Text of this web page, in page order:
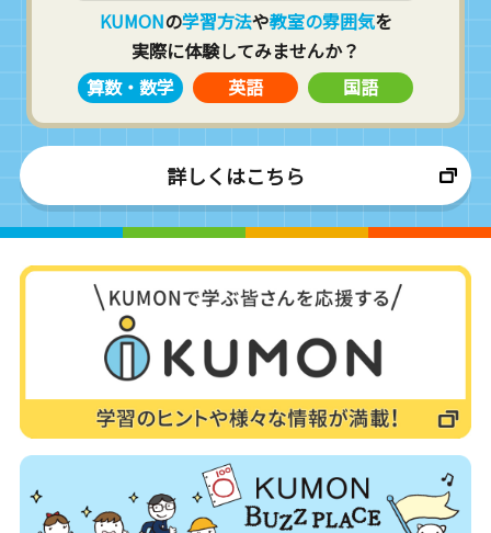
KUMONの学習方法や教室の雰囲気を
実際に体験してみませんか？
算数・数学
英語 国語
詳しくはこちら